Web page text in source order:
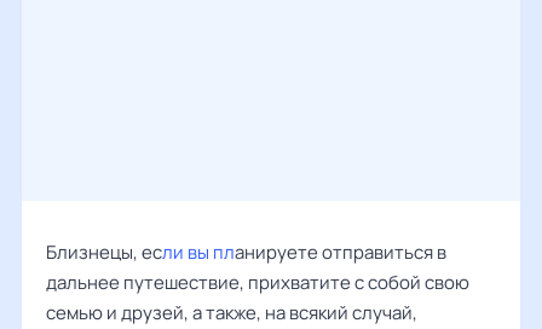
Близнецы, если вы планируете отправиться в
дальнее путешествие, прихватите с собой свою
семью и друзей, а также, на всякий случай,